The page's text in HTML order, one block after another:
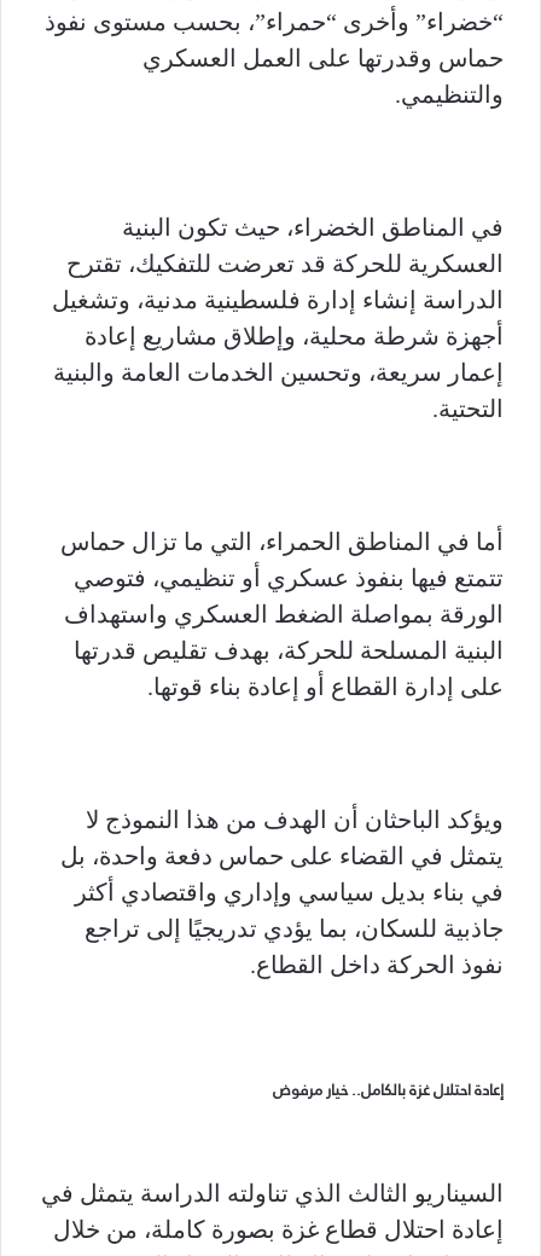
“خضراء” وأخرى “حمراء”، بحسب مستوى نفوذ
حماس وقدرتها على العمل العسكري
والتنظيمي.
في المناطق الخضراء، حيث تكون البنية
العسكرية للحركة قد تعرضت للتفكيك، تقترح
الدراسة إنشاء إدارة فلسطينية مدنية، وتشغيل
أجهزة شرطة محلية، وإطلاق مشاريع إعادة
إعمار سريعة، وتحسين الخدمات العامة والبنية
التحتية.
أما في المناطق الحمراء، التي ما تزال حماس
تتمتع فيها بنفوذ عسكري أو تنظيمي، فتوصي
الورقة بمواصلة الضغط العسكري واستهداف
البنية المسلحة للحركة، بهدف تقليص قدرتها
على إدارة القطاع أو إعادة بناء قوتها.
ويؤكد الباحثان أن الهدف من هذا النموذج لا
يتمثل في القضاء على حماس دفعة واحدة، بل
في بناء بديل سياسي وإداري واقتصادي أكثر
جاذبية للسكان، بما يؤدي تدريجيًا إلى تراجع
نفوذ الحركة داخل القطاع.
إعادة احتلال غزة بالكامل.. خيار مرفوض
السيناريو الثالث الذي تناولته الدراسة يتمثل في
إعادة احتلال قطاع غزة بصورة كاملة، من خلال